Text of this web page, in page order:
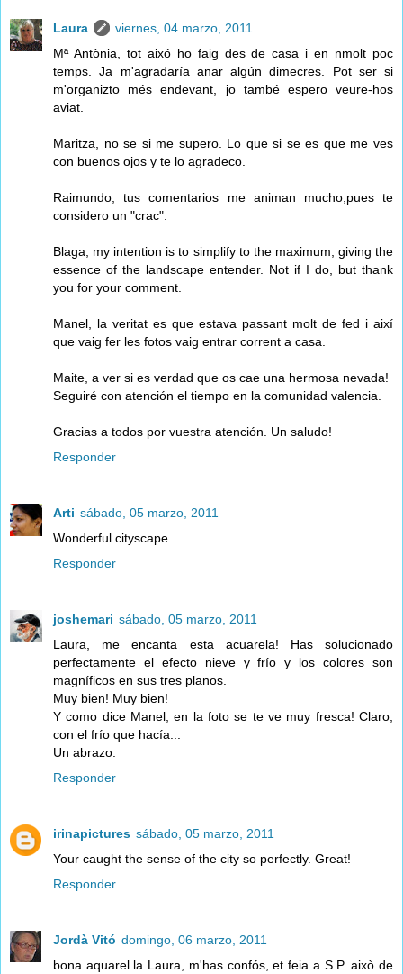
Laura
viernes, 04 marzo, 2011
Mª Antònia, tot aixó ho faig des de casa i en nmolt poc
temps. Ja m'agradaría anar algún dimecres. Pot ser si
m'organizto més endevant, jo també espero veure-hos
aviat.
Maritza, no se si me supero. Lo que si se es que me ves
con buenos ojos y te lo agradeco.
Raimundo, tus comentarios me animan mucho,pues te
considero un "crac".
Blaga, my intention is to simplify to the maximum, giving the
essence of the landscape entender. Not if I do, but thank
you for your comment.
Manel, la veritat es que estava passant molt de fed i així
que vaig fer les fotos vaig entrar corrent a casa.
Maite, a ver si es verdad que os cae una hermosa nevada!
Seguiré con atención el tiempo en la comunidad valencia.
Gracias a todos por vuestra atención. Un saludo!
Responder
Arti sábado, 05 marzo, 2011
Wonderful cityscape..
Responder
joshemari sábado, 05 marzo, 2011
Laura, me encanta esta acuarela! Has solucionado
perfectamente el efecto nieve y frío y los colores son
magníficos en sus tres planos.
Muy bien! Muy bien!
Y como dice Manel, en la foto se te ve muy fresca! Claro,
con el frío que hacía...
Un abrazo.
Responder
irinapictures sábado, 05 marzo, 2011
Your caught the sense of the city so perfectly. Great!
Responder
Jordà Vitó domingo, 06 marzo, 2011
bona aquarel.la Laura, m'has confós, et feia a S.P. això de